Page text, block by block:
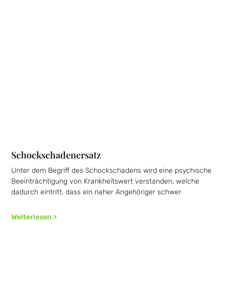
Schockschadenersatz
Unter dem Begriff des Schockschadens wird eine psychische
Beeinträchtigung von Krankheitswert verstanden, welche
dadurch eintritt, dass ein naher Angehöriger schwer
Weiterlesen >